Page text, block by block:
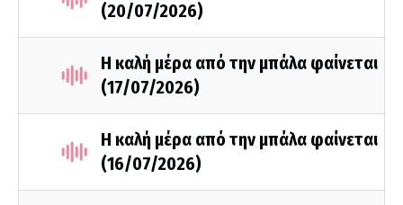
(20/07/2026)
Η καλή μέρα από την μπάλα φαίνεται
(17/07/2026)
Η καλή μέρα από την μπάλα φαίνεται
(16/07/2026)